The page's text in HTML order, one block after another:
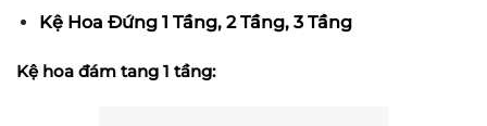
Kệ Hoa Đứng 1 Tầng, 2 Tầng, 3 Tầng
Kệ hoa đám tang 1 tầng: